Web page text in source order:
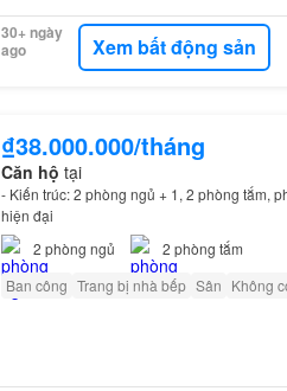
30+ ngày
ago
Xem bất động sản
₫38.000.000/tháng
Căn hộ tại
- Kiến trúc: 2 phòng ngủ + 1, 2 phòng tắm,
hiện đại
2 phòng ngủ 2 phòng tắm
Ban công Trang bị nhà bếp Sân Không